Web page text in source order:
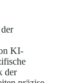
KI-
der